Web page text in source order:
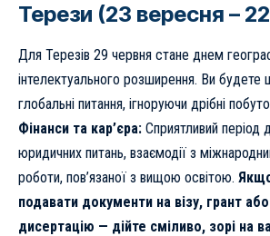
Терези (23 вересня –
Для Терезів 29 червня стане днем
інтелектуального розширення. Ви будете
глобальні питання, ігноруючи дрібні
Фінанси та кар’єра: Сприятливий період
юридичних питань, взаємодії з
роботи, пов’язаної з вищою освітою.
подавати документи на візу, грант
дисертацію — дійте сміливо, зорі на